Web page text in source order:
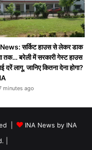
सर्किट हाउस से लेकर डाक
तक… बरेली में सरकारी गेस्ट हाउस
दरें लागू, जानिए कितना देना होगा?
minutes ago
|
INA News by INA